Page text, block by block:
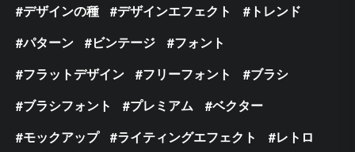
デザインの種
デザインエフェクト
トレンド
パターン
ビンテージ
フォント
フラットデザイン
フリーフォント
ブラシ
ブラシフォント
プレミアム
ベクター
モックアップ
ライティングエフェクト
レトロ